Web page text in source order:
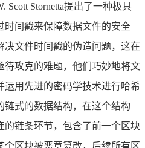
Scott Stornetta提出了一种极具
时间戳来保障数据文件的安全
文件时间戳的伪造问题，这在
待攻克的难题，他们巧妙地将文
用先进的密码学技术进行哈希
式的数据结构，在这个结构
的链条环节，包含了前一个区块
个区块被恶意篡改，后续所有区